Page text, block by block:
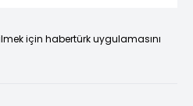
için habertürk uygulamasını